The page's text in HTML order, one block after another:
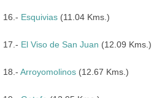
16.- Esquivias (11.04 Kms.)
17.- El Viso de San Juan (12.09 Kms.)
18.- Arroyomolinos (12.67 Kms.)